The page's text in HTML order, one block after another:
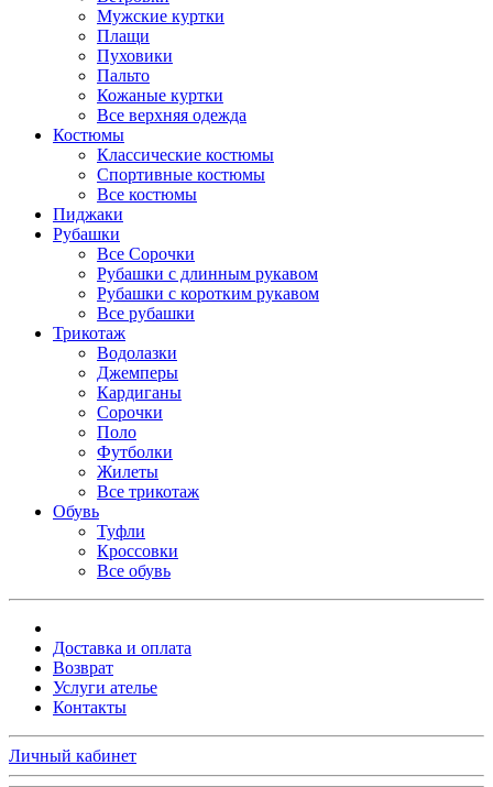
Мужские куртки
Плащи
Пуховики
Пальто
Кожаные куртки
Все верхняя одежда
Костюмы
Классические костюмы
Спортивные костюмы
Все костюмы
Пиджаки
Рубашки
Все Сорочки
Рубашки с длинным рукавом
Рубашки с коротким рукавом
Все рубашки
Трикотаж
Водолазки
Джемперы
Кардиганы
Сорочки
Поло
Футболки
Жилеты
Все трикотаж
Обувь
Туфли
Кроссовки
Все обувь
Доставка и оплата
Возврат
Услуги ателье
Контакты
Личный кабинет